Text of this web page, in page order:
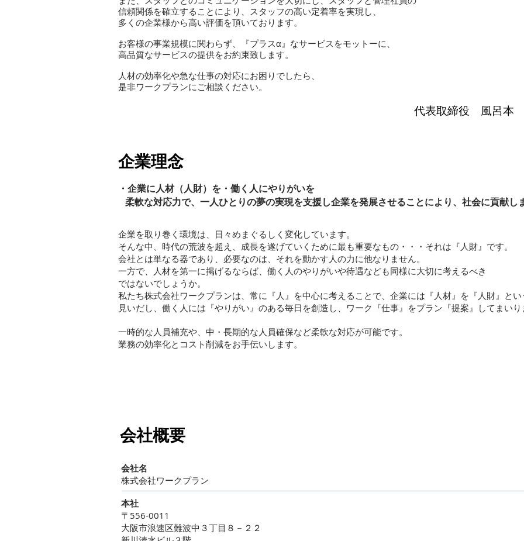
信頼関係を確立することにより、スタッフの高い定着率を実現し、
多くの企業様から高い評価を頂いております。
お客様の事業規模に関わらず、『プラスα』なサービスをモットーに、
高品質なサービスの提供をお約束致します。
​人材の効率化や急な仕事の対応にお困りでしたら、
是非ワークプランにご相談ください。
代表取締役 風呂本
企業理念
・企業に人材（人財）を・ 働く人にやりがいを
柔軟な対応力で、一人ひとりの夢の実現を支援し企業を発展させることにより、社会に貢献し
企業を取り巻く環境は、日々めまぐるしく変化しています。
そんな中、時代の荒波を超え、成長を遂げていくために最も重要なもの・・・それは『人財』です。
会社とは単なる器であり、必要なのは、それを動かす人の力に他なりません。
一方で、人材を第一に掲げるならば、働く人のやりがいや待遇なども同様に大切に考えるべき
ではないでしょうか。
私たち株式会社ワークプランは、常に『人』を中心に考えることで、企業には『人材』を『人財』とい
見いだし、働く人には『やりがい』のある毎日を創造し、ワーク『仕事』をプラン『提案』してまいり
一時的な人員補充や、中・長期的な人員確保など柔軟な対応が可能です。
業務の効率化とコスト削減をお手伝いします。
​会社名
株式会社ワークプラン
本社
〒556-0011
大阪市浪速区難波中３丁目８－２２
会社概要